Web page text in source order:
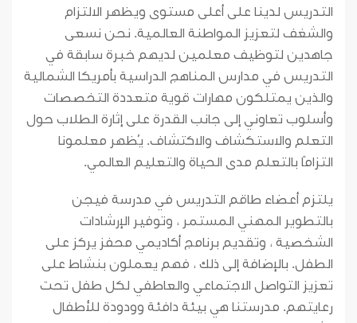
التدريس لدينا على أعلى مستوى ويظهر الالتزام
والشغف لتعزيز المواطنة العالمية. نحن نسعى
جاهدين لتوظيف معلمين لديهم خبرة سابقة في
التدريس في مدارس المناهج الدراسية بأمريكا الشمالية
والذين يمتلكون مهارات قوية متعددة التخصصات
وأسلوب تعاوني إلى جانب القدرة على إثارة الطلاب حول
التعلم والاستكشاف والاكتشاف. يُظهر معلمونا
التزامًا بالتعلم مدى الحياة والتعليم العالمي.
يلتزم أعضاء طاقم التدريس في مدرسة فيجن
بالتطوير المهني المستمر ، وتوفير الإرشادات
الشخصية ، وتقديم برنامج أكاديمي محفز يركز على
الطفل. بالإضافة إلى ذلك ، فهم يعملون بنشاط على
تعزيز التواصل الاجتماعي والعاطفي لكل طفل تحت
رعايتهم. مدرستنا هي بيئة دافئة وودودة للأطفال